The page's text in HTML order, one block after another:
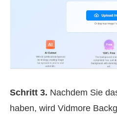
Schritt 3. Nachdem Sie
haben, wird Vidmore